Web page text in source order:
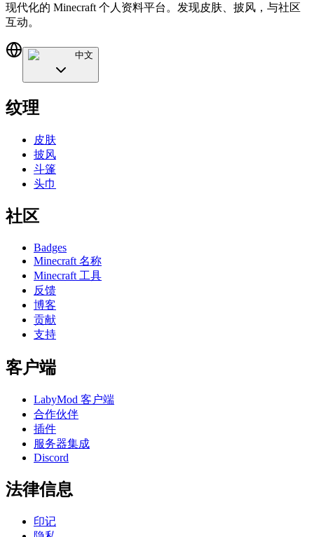
现代化的 Minecraft 个人资料平台。发现皮肤、披风，与社区
互动。
中文
纹理
皮肤
披风
斗篷
头巾
社区
Badges
Minecraft 名称
Minecraft 工具
反馈
博客
贡献
支持
客户端
LabyMod 客户端
合作伙伴
插件
服务器集成
Discord
法律信息
印记